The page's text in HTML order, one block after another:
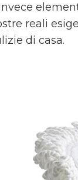
reali
di casa.